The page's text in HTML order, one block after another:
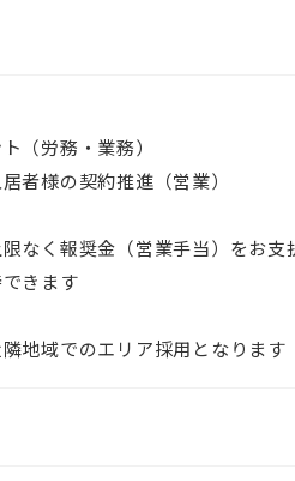
（労務・業務）
者様の契約推進（営業）
なく報奨金（営業手当）をお支
きます
地域でのエリア採用となります